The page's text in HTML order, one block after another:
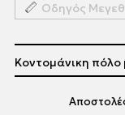
Οδηγός
Κοντομάνικη πόλο